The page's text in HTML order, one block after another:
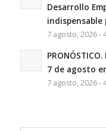
Desarrollo
indispensable
7 agosto, 2026 -
7 de agosto
7 agosto, 2026 -